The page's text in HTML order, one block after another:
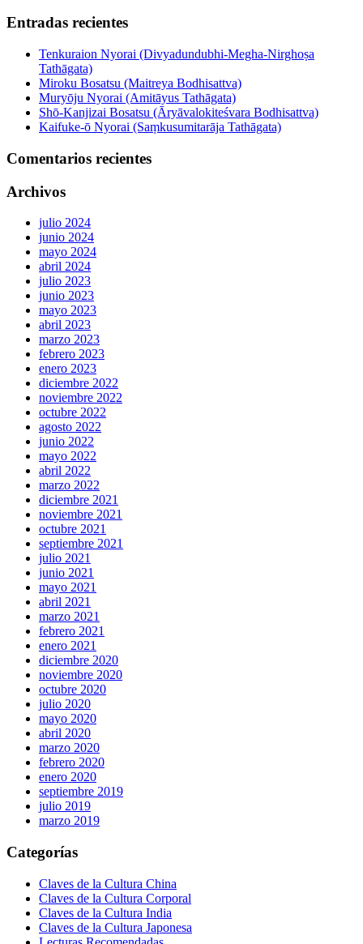
Entradas recientes
Tenkuraion Nyorai (Divyadundubhi-Megha-Nirghoṣa
Tathāgata)
Miroku Bosatsu (Maitreya Bodhisattva)
Muryōju Nyorai (Amitāyus Tathāgata)
Shō-Kanjizai Bosatsu (Āryāvalokiteśvara Bodhisattva)
Kaifuke-ō Nyorai (Saṃkusumitarāja Tathāgata)
Comentarios recientes
Archivos
julio 2024
junio 2024
mayo 2024
abril 2024
julio 2023
junio 2023
mayo 2023
abril 2023
marzo 2023
febrero 2023
enero 2023
diciembre 2022
noviembre 2022
octubre 2022
agosto 2022
junio 2022
mayo 2022
abril 2022
marzo 2022
diciembre 2021
noviembre 2021
octubre 2021
septiembre 2021
julio 2021
junio 2021
mayo 2021
abril 2021
marzo 2021
febrero 2021
enero 2021
diciembre 2020
noviembre 2020
octubre 2020
julio 2020
mayo 2020
abril 2020
marzo 2020
febrero 2020
enero 2020
septiembre 2019
julio 2019
marzo 2019
Categorías
Claves de la Cultura China
Claves de la Cultura Corporal
Claves de la Cultura India
Claves de la Cultura Japonesa